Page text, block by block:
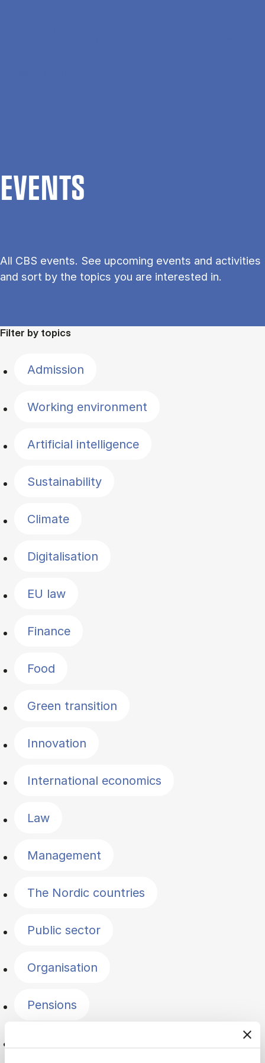
EVENTS
All CBS events. See upcoming events and activities
and sort by the topics you are interested in.
Filter by topics
Admission
Working environment
Artificial intelligence
Sustainability
Climate
Digitalisation
EU law
Finance
Food
Green transition
Innovation
International economics
Law
Management
The Nordic countries
Public sector
Organisation
Pensions